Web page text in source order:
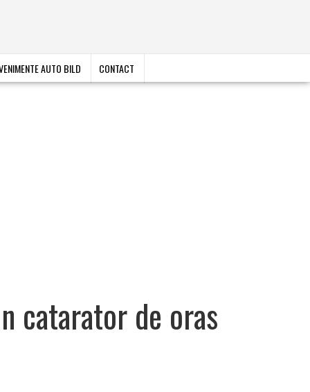
AUTO BILD CONTACT
catarator de oras